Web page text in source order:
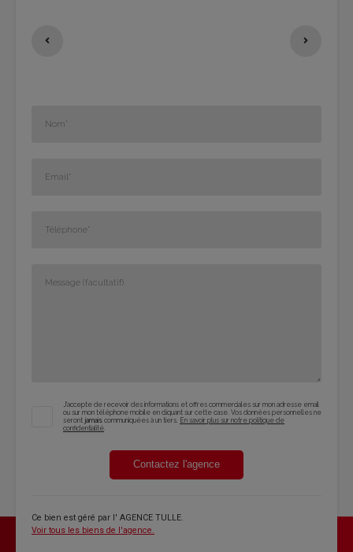
J'accepte de recevoir des informations et offres commerciales sur mon adresse email
ou sur mon téléphone mobile en cliquant sur cette case. Vos données personnelles ne
seront jamais communiquées à un tiers. En savoir plus sur notre politique de
confidentialité
Contactez l'agence
Ce bien est géré par l' AGENCE TULLE.
Voir tous les biens de l'agence.